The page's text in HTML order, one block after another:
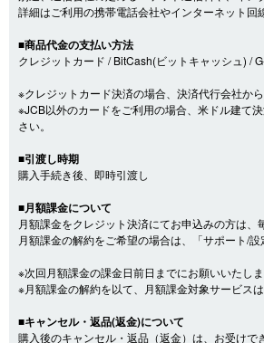
詳細はご利用の携帯電話会社やインターネット回
■商品代金の支払い方法
クレジットカード / BitCash(ビットキャッシュ) /
※クレジットカード決済の場合、決済代行会社から
※JCB以外のカードをご利用の場合、米ドル建て
さい。
■引渡し時期
購入手続き後、即時引渡し
■月額課金について
月額課金をクレジット決済にてお申込みの方は、
月額課金の解約をご希望の場合は、「サポート/
※次回月額課金の課金日前日までにお願いいたしま
※月額課金の解約を以て、月額課金対象サービス
■キャンセル・返品(返金)について
購入後のキャンセル・返品（返金）は、お受けで